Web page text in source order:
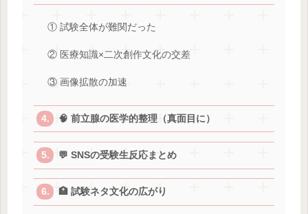
① 試験全体が難関だった
② 医療知識×二次創作文化の交差
③ 画像拡散の加速
🧠 前立腺の医学的整理（真面目に）
💬 SNSの受験生反応まとめ
🏥 試験ネタ文化の広がり